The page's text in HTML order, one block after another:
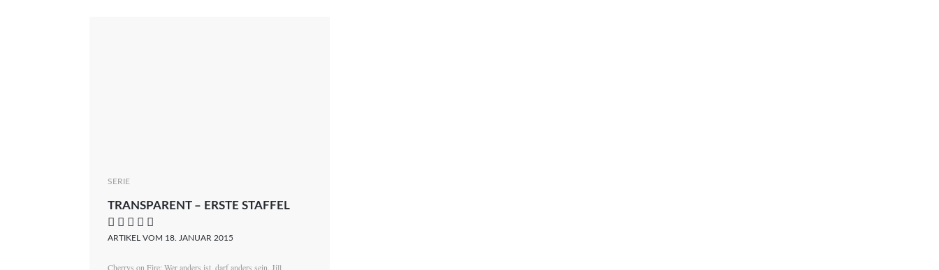
SERIE
TRANSPARENT – ERSTE STAFFEL
    
ARTIKEL VOM 18. JANUAR 2015
Cherrys on Fire: Wer anders ist, darf anders sein. Jill